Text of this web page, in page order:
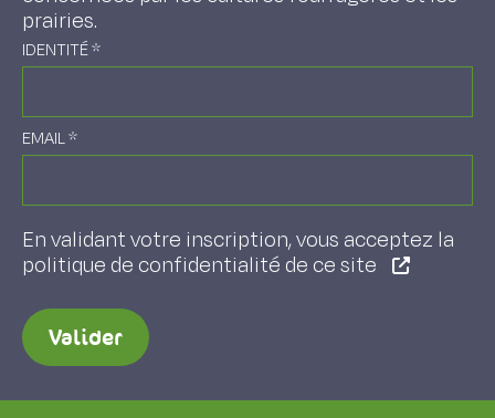
prairies.
IDENTITÉ*
EMAIL*
En validant votre inscription, vous acceptez la
politique de confidentialité de ce site
Valider